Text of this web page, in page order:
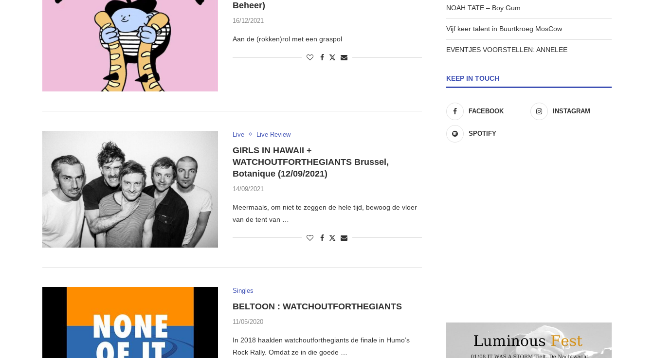
Beheer)
16/12/2021
Aan de (rokken)rol met een graspol
Live Live Review
GIRLS IN HAWAII +
WATCHOUTFORTHEGIANTS Brussel,
Botanique (12/09/2021)
14/09/2021
Meermaals, om niet te zeggen de hele tijd, bewoog de vloer
van de tent van …
Singles
BELTOON : WATCHOUTFORTHEGIANTS
11/05/2020
In 2018 haalden watchoutforthegiants de finale in Humo’s
Rock Rally. Omdat ze in die goede …
NOAH TATE – Boy Gum
Vijf keer talent in Buurtkroeg MosCow
EVENTJES VOORSTELLEN: ANNELEE
KEEP IN TOUCH
FACEBOOK INSTAGRAM
SPOTIFY